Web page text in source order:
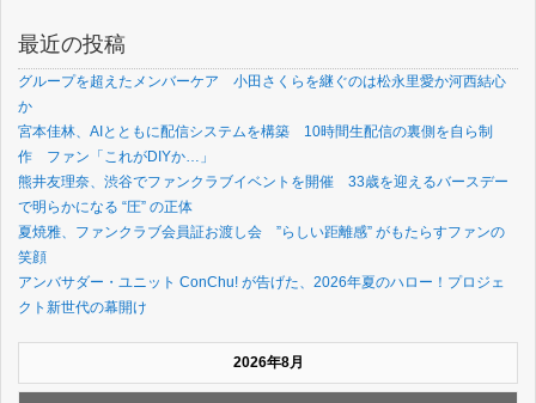
最近の投稿
グループを超えたメンバーケア 小田さくらを継ぐのは松永里愛か河西結心
か
宮本佳林、AIとともに配信システムを構築 10時間生配信の裏側を自ら制
作 ファン「これがDIYか…」
熊井友理奈、渋谷でファンクラブイベントを開催 33歳を迎えるバースデー
で明らかになる “圧” の正体
夏焼雅、ファンクラブ会員証お渡し会 ”らしい距離感” がもたらすファンの
笑顔
アンバサダー・ユニット ConChu! が告げた、2026年夏のハロー！プロジェ
クト新世代の幕開け
2026年8月